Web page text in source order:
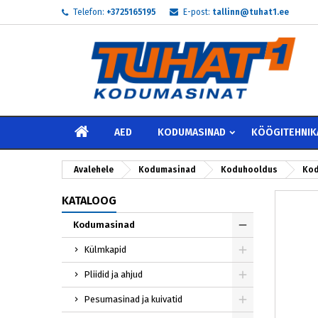
Telefon: +3725165195 E-post: tallinn@tuhat1.ee
AVALEHELE
AED KODUMASINAD
Avalehele Kodumasinad Koduhooldus
KATALOOG
Kodumasinad
Külmkapid
Pliidid ja ahjud
Pesumasinad ja kuivatid